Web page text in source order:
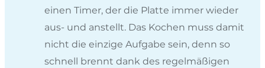
einen Timer, der die Platte immer wieder
aus- und anstellt. Das Kochen muss damit
nicht die einzige Aufgabe sein, denn so
schnell brennt dank des regelmäßigen